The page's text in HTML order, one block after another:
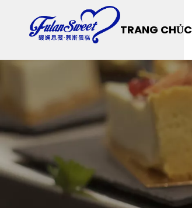
TRANG CHỦ